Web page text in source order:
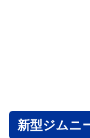
新型ジムニ